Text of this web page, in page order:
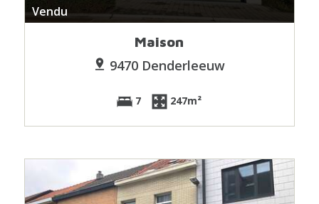
Vendu
Maison
9470 Denderleeuw
7 247m²